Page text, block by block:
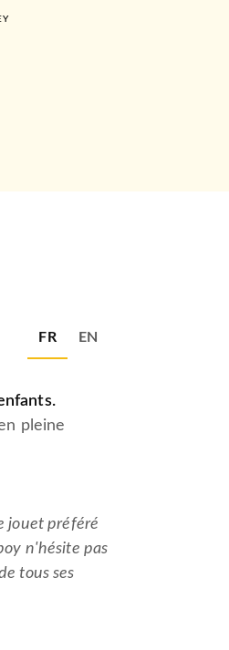
FR EN
pleine
jouet préféré
n'hésite pas
tous ses